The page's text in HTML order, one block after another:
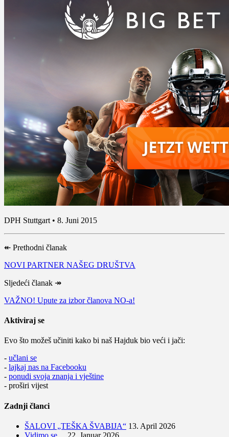
DPH Stuttgart • 8. Juni 2015
↞ Prethodni članak
NOVI PARTNER NAŠEG DRUŠTVA
Sljedeći članak ↠
VAŽNO! Upute za izbor članova NO-a!
Aktiviraj se
Evo što možeš učiniti kako bi naš Hajduk bio veći i jači:
- učlani se
- lajkaj nas na Facebooku
- ponudi svoja znanja i vještine
- proširi vijest
Zadnji članci
ŠALOVI „TEŠKA ŠVABIJA“ 13. April 2026
Vidimo se…
22. Januar 2026